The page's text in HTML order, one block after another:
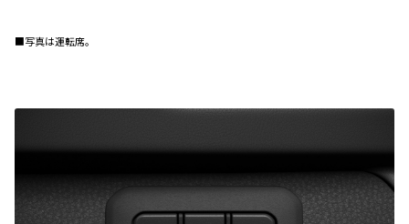
■写真は運転席。